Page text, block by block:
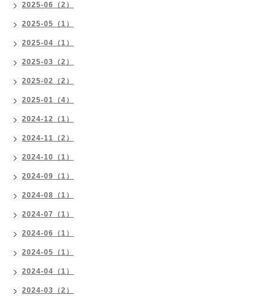
2025-06（2）
2025-05（1）
2025-04（1）
2025-03（2）
2025-02（2）
2025-01（4）
2024-12（1）
2024-11（2）
2024-10（1）
2024-09（1）
2024-08（1）
2024-07（1）
2024-06（1）
2024-05（1）
2024-04（1）
2024-03（2）